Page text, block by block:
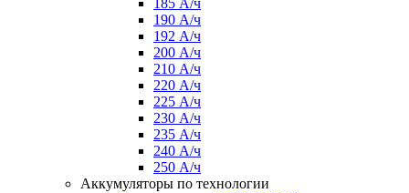
185 А/ч
190 А/ч
192 А/ч
200 А/ч
210 А/ч
220 А/ч
225 А/ч
230 А/ч
235 А/ч
240 А/ч
250 А/ч
Аккумуляторы по технологии